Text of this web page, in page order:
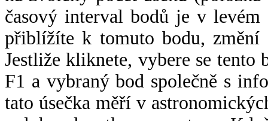
časový interval bodů je v
přiblížíte k tomuto bodu,
Jestliže kliknete, vybere se tento
F1 a vybraný bod společně s
tato úsečka měří v